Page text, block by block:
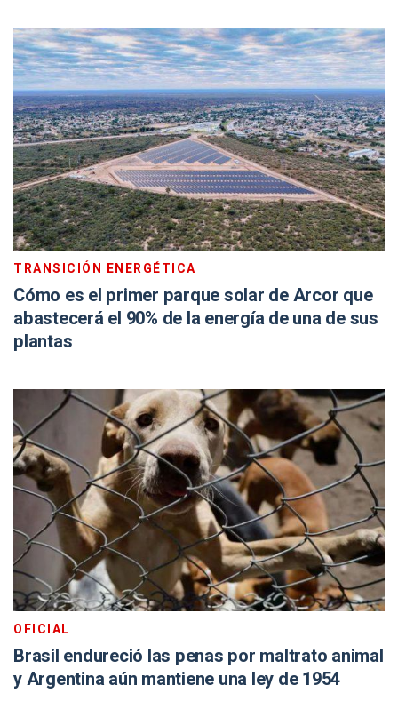
TRANSICIÓN ENERGÉTICA
Cómo es el primer parque solar de Arcor que
abastecerá el 90% de la energía de una de sus
plantas
OFICIAL
Brasil endureció las penas por maltrato animal
y Argentina aún mantiene una ley de 1954